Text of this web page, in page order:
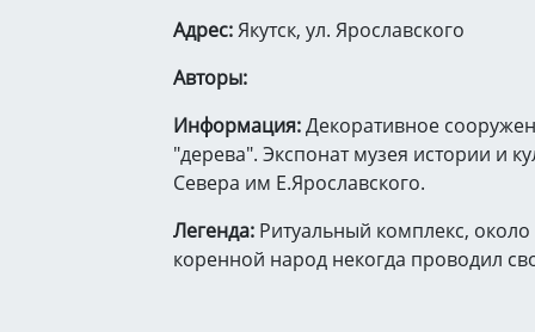
Адрес:Якутск, ул. Ярославского
Авторы:
Информация:Декоративное
"дерева". Экспонат музея истории и
Севера им Е.Ярославского.
Легенда: Ритуальный комплекс, около
коренной народ некогда проводил